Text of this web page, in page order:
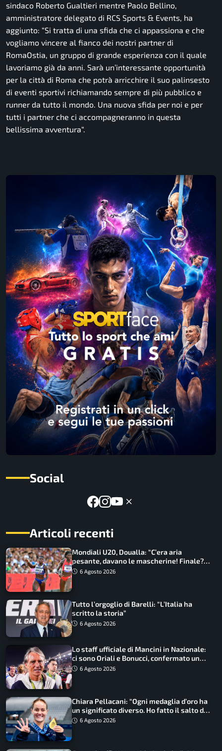
sindaco Roberto Gualtieri mentre Paolo Bellino,
amministratore delegato di RCS Sports & Events, ha
aggiunto: “Si tratta di una sfida che ci appassiona e che
vogliamo vincere al fianco dei nostri partner di
RomaOstia, un gruppo di grande esperienza con il quale
lavoriamo già da anni. Sarà un’interessante opportunità
per la città di Roma che potrà arricchire il suo palinsesto
di eventi sportivi richiamando sempre di più pubblico e
runner da tutto il mondo. Una nuova sfida per noi e per
tutti i partner che ci accompagneranno in questa
bellissima avventura“.
Social
Articoli recenti
Mondiali U20, Doualla: “C’era aria
pesante, davano le mascherine! Finale?
Non ho nulla da perdere”
6 Agosto 2026
Tutto l’orgoglio di Barelli: “L’Italia ha
scritto la storia”
6 Agosto 2026
Lo staff ufficiale di Mancini in Nazionale:
ci sono Oriali e Bonucci, confermato un
ritorno
6 Agosto 2026
Chiara Pellacani: “Ogni medaglia d’oro ha
un significato diverso. Ho fatto il salto di
qualità”
6 Agosto 2026